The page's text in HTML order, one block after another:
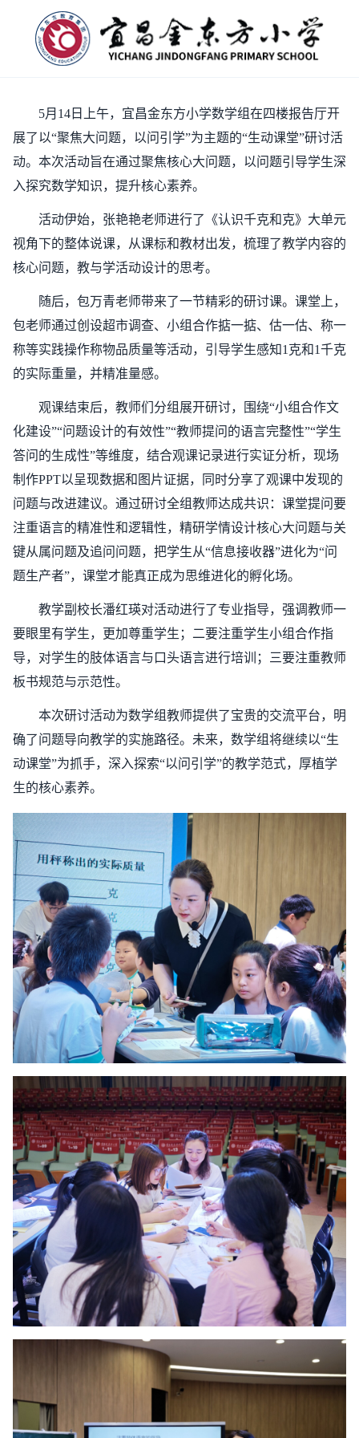
5月14日上午，宜昌金东方小学数学组在四楼报告厅开
展了以“聚焦大问题，以问引学”为主题的“生动课堂”研讨活
动。本次活动旨在通过聚焦核心大问题，以问题引导学生深
入探究数学知识，提升核心素养。
活动伊始，张艳艳老师进行了《认识千克和克》大单元
视角下的整体说课，从课标和教材出发，梳理了教学内容的
核心问题，教与学活动设计的思考。
随后，包万青老师带来了一节精彩的研讨课。课堂上，
包老师通过创设超市调查、小组合作掂一掂、估一估、称一
称等实践操作称物品质量等活动，引导学生感知1克和1千克
的实际重量，并精准量感。
观课结束后，教师们分组展开研讨，围绕“小组合作文
化建设”“问题设计的有效性”“教师提问的语言完整性”“学生
答问的生成性”等维度，结合观课记录进行实证分析，现场
制作PPT以呈现数据和图片证据，同时分享了观课中发现的
问题与改进建议。通过研讨全组教师达成共识：课堂提问要
注重语言的精准性和逻辑性，精研学情设计核心大问题与关
键从属问题及追问问题，把学生从“信息接收器”进化为“问
题生产者”，课堂才能真正成为思维进化的孵化场。
教学副校长潘红瑛对活动进行了专业指导，强调教师一
要眼里有学生，更加尊重学生；二要注重学生小组合作指
导，对学生的肢体语言与口头语言进行培训；三要注重教师
板书规范与示范性。
本次研讨活动为数学组教师提供了宝贵的交流平台，明
确了问题导向教学的实施路径。未来，数学组将继续以“生
动课堂”为抓手，深入探索“以问引学”的教学范式，厚植学
生的核心素养。